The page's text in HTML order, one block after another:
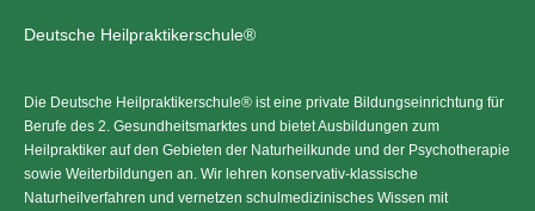
Deutsche Heilpraktikerschule®
Die Deutsche Heilpraktikerschule® ist eine private Bildungseinrichtung für
Berufe des 2. Gesundheitsmarktes und bietet Ausbildungen zum
Heilpraktiker auf den Gebieten der Naturheilkunde und der Psychotherapie
sowie Weiterbildungen an. Wir lehren konservativ-klassische
Naturheilverfahren und vernetzen schulmedizinisches Wissen mit